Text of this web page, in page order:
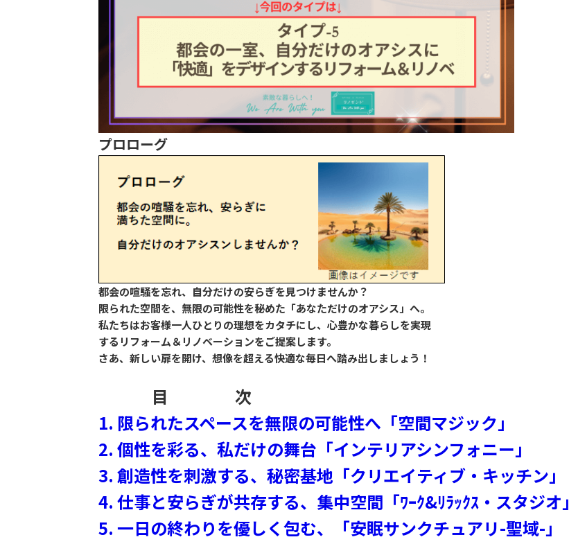
プロローグ
都会の喧騒を忘れ、自分だけの安らぎを見つけませんか？
限られた空間を、無限の可能性を秘めた「あなただけのオアシス」へ。
私たちはお客様一人ひとりの理想をカタチにし、心豊かな暮らしを実現
するリフォーム＆リノベーションをご提案します。
さあ、新しい扉を開け、想像を超える快適な毎日へ踏み出しましょう！
目 次
1. 限られたスペースを無限の可能性へ「空間マジック」
2. 個性を彩る、私だけの舞台「インテリアシンフォニー」
3. 創造性を刺激する、秘密基地「クリエイティブ・キッチン」
4. 仕事と安らぎが共存する、集中空間「ﾜｰｸ&ﾘﾗｯｸｽ・スタジオ」
5. 一日の終わりを優しく包む、「安眠サンクチュアリ-聖域-」